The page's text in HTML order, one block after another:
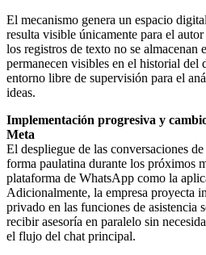
El mecanismo genera un espacio
resulta visible únicamente para el
los registros de texto no se almacenan
permanecen visibles en el historial del
entorno libre de supervisión para el
ideas.
Implementación progresiva y
Meta
El despliegue de las conversaciones
forma paulatina durante los próximos
plataforma de WhatsApp como la
Adicionalmente, la empresa proyecta
privado en las funciones de asistencia
recibir asesoría en paralelo sin
el flujo del chat principal.